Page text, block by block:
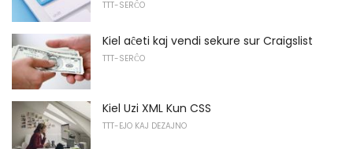
TTT-SERĈO
Kiel aĉeti kaj vendi sekure sur Craigslist
TTT-SERĈO
Kiel Uzi XML Kun CSS
TTT-EJO KAJ DEZAJNO